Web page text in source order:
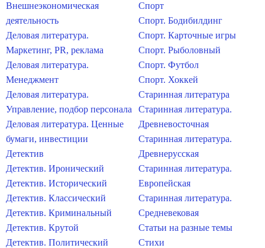
Внешнеэкономическая
деятельность
Деловая литература.
Маркетинг, PR, реклама
Деловая литература.
Менеджмент
Деловая литература.
Управление, подбор персонала
Деловая литература. Ценные
бумаги, инвестиции
Детектив
Детектив. Иронический
Детектив. Исторический
Детектив. Классический
Детектив. Криминальный
Детектив. Крутой
Детектив. Политический
Спорт
Спорт. Бодибилдинг
Спорт. Карточные игры
Спорт. Рыболовный
Спорт. Футбол
Спорт. Хоккей
Старинная литература
Старинная литература.
Древневосточная
Старинная литература.
Древнерусская
Старинная литература.
Европейская
Старинная литература.
Средневековая
Статьи на разные темы
Стихи